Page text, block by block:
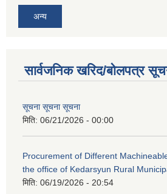
अन्य
सार्वजनिक खरिद/बोलपत्र
सूचना सूचना सूचना
मिति: 06/21/2026 - 00:00
Procurement of Different
the office of Kedarsyun Rural
मिति: 06/19/2026 - 20:54